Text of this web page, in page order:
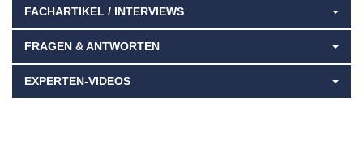
FACHARTIKEL / INTERVIEWS
FRAGEN & ANTWORTEN
EXPERTEN-VIDEOS